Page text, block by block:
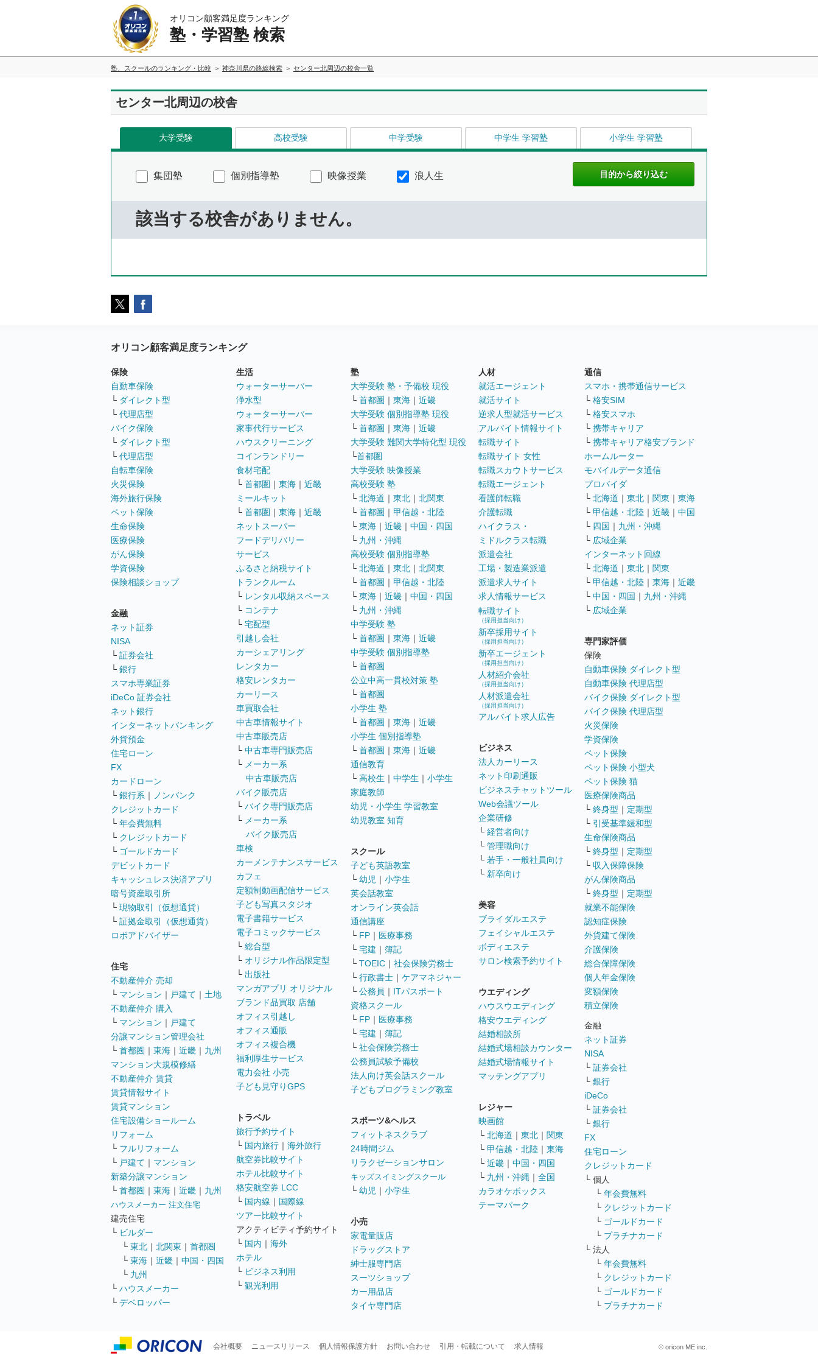
オリコン顧客満足度ランキング
塾・学習塾 検索
塾、スクールのランキング・比較 神奈川県の路線検索 センター北周辺の校舎一覧
センター北周辺の校舎
大学受験 高校受験 中学受験 中学生 学習塾 小学生 学習塾
集団塾 個別指導塾 映像授業 浪人生
該当する校舎がありません。
オリコン顧客満足度ランキング
保険
自動車保険
└ ダイレクト型
└ 代理店型
バイク保険
└ ダイレクト型
└ 代理店型
自転車保険
火災保険
海外旅行保険
ペット保険
生命保険
医療保険
がん保険
学資保険
保険相談ショップ
金融
ネット証券
NISA
└ 証券会社
└ 銀行
スマホ専業証券
iDeCo 証券会社
ネット銀行
インターネットバンキング
外貨預金
住宅ローン
FX
カードローン
└ 銀行系 ｜
ノンバンク
クレジットカード
└ 年会費無料
└ クレジットカード
└ ゴールドカード
デビットカード
キャッシュレス決済アプリ
暗号資産取引所
└ 現物取引（仮想通貨）
└ 証拠金取引（仮想通貨）
ロボアドバイザー
住宅
不動産仲介 売却
└ マンション ｜ 戸建て ｜ 土地
不動産仲介 購入
└ マンション ｜ 戸建て
分譲マンション管理会社
└ 首都圏 ｜ 東海 ｜ 近畿 ｜ 九州
マンション大規模修繕
不動産仲介 賃貸
賃貸情報サイト
賃貸マンション
住宅設備ショールーム
リフォーム
└ フルリフォーム
└ 戸建て ｜ マンション
新築分譲マンション
└ 首都圏 ｜ 東海 ｜ 近畿 ｜ 九州
ハウスメーカー 注文住宅
建売住宅
└ ビルダー
└ 東北 ｜ 北関東 ｜ 首都圏
└ 東海 ｜ 近畿 ｜ 中国・四国
└ 九州
└ ハウスメーカー
└ デベロッパー
生活
ウォーターサーバー
浄水型
ウォーターサーバー
家事代行サービス
ハウスクリーニング
コインランドリー
食材宅配
└ 首都圏 ｜ 東海 ｜ 近畿
ミールキット
└ 首都圏 ｜ 東海 ｜ 近畿
ネットスーパー
フードデリバリー
サービス
ふるさと納税サイト
トランクルーム
└ レンタル収納スペース
└ コンテナ
└ 宅配型
引越し会社
カーシェアリング
レンタカー
格安レンタカー
カーリース
車買取会社
中古車情報サイト
中古車販売店
└ 中古車専門販売店
└ メーカー系
中古車販売店
バイク販売店
└ バイク専門販売店
└ メーカー系
バイク販売店
車検
カーメンテナンスサービス
カフェ
定額制動画配信サービス
子ども写真スタジオ
電子書籍サービス
電子コミックサービス
└ 総合型
└ オリジナル作品限定型
└ 出版社
マンガアプリ オリジナル
ブランド品買取 店舗
オフィス引越し
オフィス通販
オフィス複合機
福利厚生サービス
電力会社 小売
子ども見守りGPS
トラベル
旅行予約サイト
└ 国内旅行 ｜ 海外旅行
航空券比較サイト
ホテル比較サイト
格安航空券 LCC
└ 国内線 ｜ 国際線
ツアー比較サイト
アクティビティ予約サイト
└ 国内 ｜ 海外
ホテル
└ ビジネス利用
└ 観光利用
塾
大学受験 塾・予備校 現役
└ 首都圏 ｜ 東海 ｜ 近畿
大学受験 個別指導塾 現役
└ 首都圏 ｜ 東海 ｜ 近畿
大学受験 難関大学特化型 現役
└首都圏
大学受験 映像授業
高校受験 塾
└ 北海道 ｜ 東北 ｜ 北関東
└ 首都圏 ｜ 甲信越・北陸
└ 東海 ｜ 近畿 ｜ 中国・四国
└ 九州・沖縄
高校受験 個別指導塾
└ 北海道 ｜ 東北 ｜ 北関東
└ 首都圏 ｜ 甲信越・北陸
└ 東海 ｜ 近畿 ｜ 中国・四国
└ 九州・沖縄
中学受験 塾
└ 首都圏 ｜ 東海 ｜ 近畿
中学受験 個別指導塾
└ 首都圏
公立中高一貫校対策 塾
└ 首都圏
小学生 塾
└ 首都圏 ｜ 東海 ｜ 近畿
小学生 個別指導塾
└ 首都圏 ｜ 東海 ｜ 近畿
通信教育
└ 高校生 ｜ 中学生 ｜ 小学生
家庭教師
幼児・小学生 学習教室
幼児教室 知育
スクール
子ども英語教室
└ 幼児 ｜ 小学生
英会話教室
オンライン英会話
通信講座
└ FP ｜ 医療事務
└ 宅建 ｜ 簿記
└ TOEIC ｜ 社会保険労務士
└ 行政書士 ｜ ケアマネジャー
└ 公務員 ｜ ITパスポート
資格スクール
└ FP ｜ 医療事務
└ 宅建 ｜ 簿記
└ 社会保険労務士
公務員試験予備校
法人向け英会話スクール
子どもプログラミング教室
スポーツ&ヘルス
フィットネスクラブ
24時間ジム
リラクゼーションサロン
キッズスイミングスクール
└ 幼児 ｜ 小学生
小売
家電量販店
ドラッグストア
紳士服専門店
スーツショップ
カー用品店
タイヤ専門店
人材
就活エージェント
就活サイト
逆求人型就活サービス
アルバイト情報サイト
転職サイト
転職サイト 女性
転職スカウトサービス
転職エージェント
看護師転職
介護転職
ハイクラス・
ミドルクラス転職
派遣会社
工場・製造業派遣
派遣求人サイト
求人情報サービス
転職サイト
（採用担当向け）
新卒採用サイト
（採用担当向け）
新卒エージェント
（採用担当向け）
人材紹介会社
（採用担当向け）
人材派遣会社
（採用担当向け）
アルバイト求人広告
ビジネス
法人カーリース
ネット印刷通販
ビジネスチャットツール
Web会議ツール
企業研修
└ 経営者向け
└ 管理職向け
└ 若手・一般社員向け
└ 新卒向け
美容
ブライダルエステ
フェイシャルエステ
ボディエステ
サロン検索予約サイト
ウエディング
ハウスウエディング
格安ウエディング
結婚相談所
結婚式場相談カウンター
結婚式場情報サイト
マッチングアプリ
レジャー
映画館
└ 北海道 ｜ 東北 ｜ 関東
└ 甲信越・北陸 ｜ 東海
└ 近畿 ｜ 中国・四国
└ 九州・沖縄 ｜ 全国
カラオケボックス
テーマパーク
通信
スマホ・携帯通信サービス
└ 格安SIM
└ 格安スマホ
└ 携帯キャリア
└ 携帯キャリア格安ブランド
ホームルーター
モバイルデータ通信
プロバイダ
└ 北海道 ｜ 東北 ｜ 関東 ｜ 東海
└ 甲信越・北陸 ｜ 近畿 ｜ 中国
└ 四国 ｜ 九州・沖縄
└ 広域企業
インターネット回線
└ 北海道 ｜ 東北 ｜ 関東
└ 甲信越・北陸 ｜ 東海 ｜ 近畿
└ 中国・四国 ｜ 九州・沖縄
└ 広域企業
専門家評価
保険
自動車保険 ダイレクト型
自動車保険 代理店型
バイク保険 ダイレクト型
バイク保険 代理店型
火災保険
学資保険
ペット保険
ペット保険 小型犬
ペット保険 猫
医療保険商品
└ 終身型 ｜ 定期型
└ 引受基準緩和型
生命保険商品
└ 終身型 ｜ 定期型
└ 収入保障保険
がん保険商品
└ 終身型 ｜ 定期型
就業不能保険
認知症保険
外貨建て保険
介護保険
総合保障保険
個人年金保険
変額保険
積立保険
金融
ネット証券
NISA
└ 証券会社
└ 銀行
iDeCo
└ 証券会社
└ 銀行
FX
住宅ローン
クレジットカード
└ 個人
└ 年会費無料
└ クレジットカード
└ ゴールドカード
└ プラチナカード
└ 法人
└ 年会費無料
└ クレジットカード
└ ゴールドカード
└ プラチナカード
会社概要 ニュースリリース 個人情報保護方針 お問い合わせ 引用・転載について 求人情報 © oricon ME inc.